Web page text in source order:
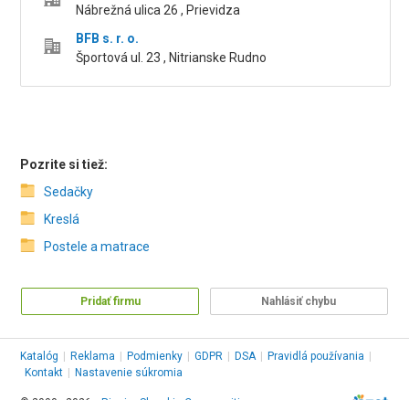
Nábrežná ulica 26 , Prievidza
BFB s. r. o.
Športová ul. 23 , Nitrianske Rudno
Pozrite si tiež:
Sedačky
Kreslá
Postele a matrace
Pridať firmu Nahlásiť chybu
Katalóg Reklama Podmienky GDPR DSA Pravidlá používania
Kontakt
Nastavenie súkromia